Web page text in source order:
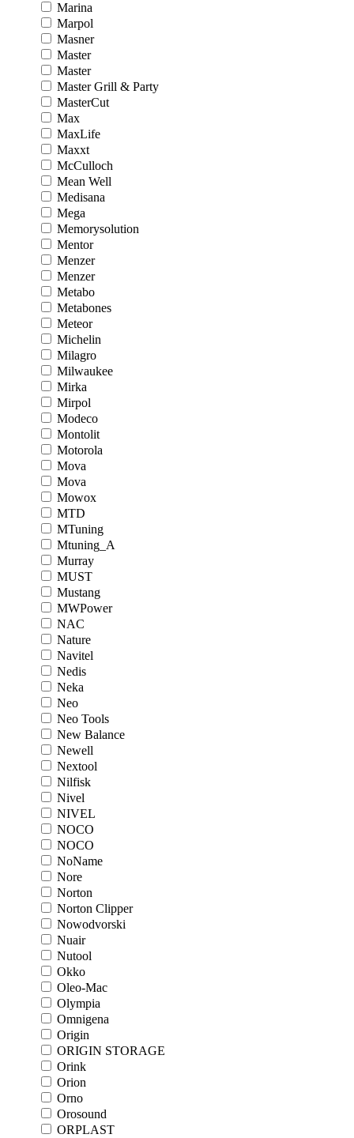
Marina
Marpol
Masner
Master
Master
Master Grill & Party
MasterCut
Max
MaxLife
Maxxt
McCulloch
Mean Well
Medisana
Mega
Memorysolution
Mentor
Menzer
Menzer
Metabo
Metabones
Meteor
Michelin
Milagro
Milwaukee
Mirka
Mirpol
Modeco
Montolit
Motorola
Mova
Mova
Mowox
MTD
MTuning
Mtuning_A
Murray
MUST
Mustang
MWPower
NAC
Nature
Navitel
Nedis
Neka
Neo
Neo Tools
New Balance
Newell
Nextool
Nilfisk
Nivel
NIVEL
NOCO
NOCO
NoName
Nore
Norton
Norton Clipper
Nowodvorski
Nuair
Nutool
Okko
Oleo-Mac
Olympia
Omnigena
Origin
ORIGIN STORAGE
Orink
Orion
Orno
Orosound
ORPLAST